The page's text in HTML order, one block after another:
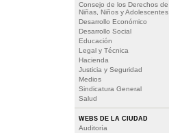
Consejo de los Derechos de
Niñas, Niños y Adolescentes
Desarrollo Económico
Desarrollo Social
Educación
Legal y Técnica
Hacienda
Justicia y Seguridad
Medios
Sindicatura General
Salud
WEBS DE LA CIUDAD
Auditoría